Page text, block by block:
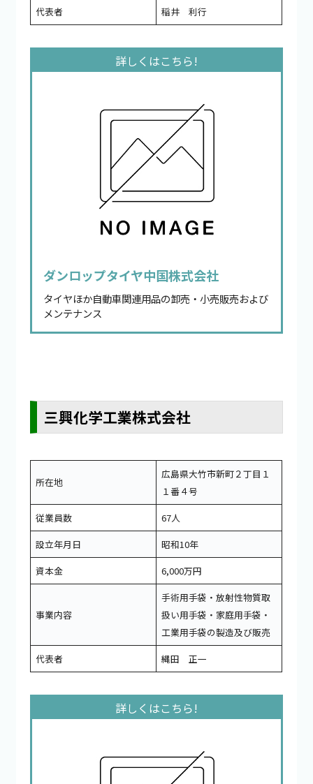
代表者
稲井 利行
ダンロップタイヤ中国株式会社
タイヤほか自動車関連用品の卸売・小売販売および
メンテナンス
三興化学工業株式会社
所在地
広島県大竹市新町２丁目１
１番４号
従業員数
67人
設立年月日
昭和10年
資本金
6,000万円
事業内容
手術用手袋・放射性物質取
扱い用手袋・家庭用手袋・
工業用手袋の製造及び販売
代表者
縄田 正一